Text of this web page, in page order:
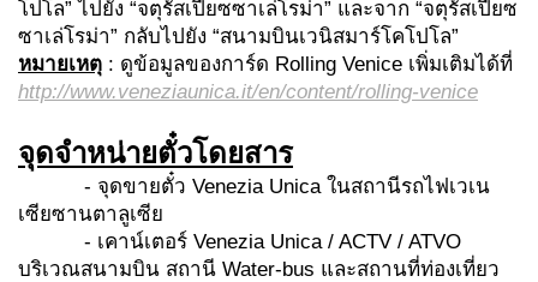
โปโล” ไปยัง “จตุรัสเปียซซาเล่โรม่า” และจาก “จตุรัสเปียซ
ซาเล่โรม่า” กลับไปยัง “สนามบินเวนิสมาร์โคโปโล”
หมายเหตุ : ดูข้อมูลของการ์ด Rolling Venice เพิ่มเติมได้ที่
http://www.veneziaunica.it/en/content/rolling-venice
จุดจำหน่ายตั๋วโดยสาร
- จุดขายตั๋ว Venezia Unica ในสถานีรถไฟเวเน
เซียซานตาลูเซีย
- เคาน์เตอร์ Venezia Unica / ACTV / ATVO
บริเวณสนามบิน สถานี Water-bus และสถานที่ท่องเที่ยว